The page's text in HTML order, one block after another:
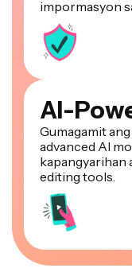
AI-
Gumagamit
advanced AI
kapangyarihan
editing tools.